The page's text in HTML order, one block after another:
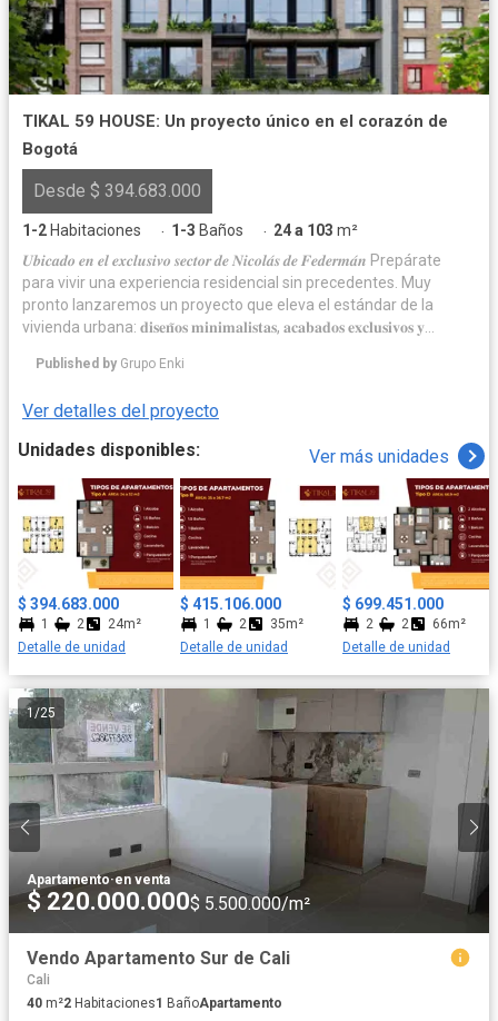
TIKAL 59 HOUSE: Un proyecto único en el corazón de
Bogotá
Desde $ 394.683.000
1-2 Habitaciones · 1-3 Baños · 24 a 103 m²
𝑼𝒃𝒊𝒄𝒂𝒅𝒐 𝒆𝒏 𝒆𝒍 𝒆𝒙𝒄𝒍𝒖𝒔𝒊𝒗𝒐 𝒔𝒆𝒄𝒕𝒐𝒓 𝒅𝒆 𝑵𝒊𝒄𝒐𝒍𝒂́𝒔 𝒅𝒆 𝑭𝒆𝒅𝒆𝒓𝒎𝒂́𝒏 Prepárate
para vivir una experiencia residencial sin precedentes. Muy
pronto lanzaremos un proyecto que eleva el estándar de la
vivienda urbana: 𝐝𝐢𝐬𝐞𝐧̃𝐨𝐬 𝐦𝐢𝐧𝐢𝐦𝐚𝐥𝐢𝐬𝐭𝐚𝐬, 𝐚𝐜𝐚𝐛𝐚𝐝𝐨𝐬 𝐞𝐱𝐜𝐥𝐮𝐬𝐢𝐯𝐨𝐬 𝐲
moderna, sostenible y llena de estilo. Disfruta de una ubicación
𝐚 𝐥𝐨𝐬 𝐜𝐞𝐫𝐫𝐨𝐬 𝐨𝐫𝐢𝐞𝐧𝐭𝐚𝐥𝐞𝐬, rodeado de naturaleza y con conexión
directa a las principales vías de la ciudad: carrera 50, av. 30, av.
68, calle 63 y calle 53. A minutos de todo lo que necesitas: ✈️
Aeropuerto El Dorado – 9 min 🎵 Movistar Arena – 2 min 🛍️ Gran
Estación y Plaza Claro – 5 min 🌳 Parque Simón Bolívar – 2 min Y
dentro del proyecto, todo está pensado para tu bienestar: 🏢
Lobby doble altura tipo hotel 🐶 Spa de mascotas 🏋️ Gimnasio 🍸
Sky bar 🔥 Zona BBQ ♨️ Sauna ♻️ Cuarto de reciclaje 🚀 Ascensor
y salón comunal 🌿 Además, estarás rodeado de 3 parques
públicos a menos de 50 metros. Este lanzamiento no es solo un
lugar para vivir, es el estilo de vida que estabas esperando.
Published by Grupo Enki
Ver detalles del proyecto
Unidades disponibles:
Ver más unidades
$ 394.683.000
1 2
24m²
Detalle de unidad
$ 415.106.000
1 2
35m²
Detalle de unidad
$ 699.451.000
2 2
66m²
Detalle de unidad
1/25
Apartamento·en venta
$ 220.000.000$ 5.500.000/m²
Vendo Apartamento Sur de Cali
Cali
40 m²2 Habitaciones1 BañoApartamento